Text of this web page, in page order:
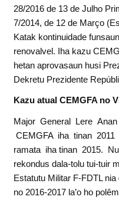
28/2016 de 13 de Julho
7/2014, de 12 de Março
Katak kontinuidade
renovalvel. Iha kazu
hetan aprovasaun husi
Dekretu Prezidente
Kazu atual CEMGFA no
Major General Lere
CEMGFA iha tinan
ramata iha tinan 2015.
rekondus dala-tolu tui-tuir
Estatutu Militar F-FDTL
no 2016-2017 la’o ho